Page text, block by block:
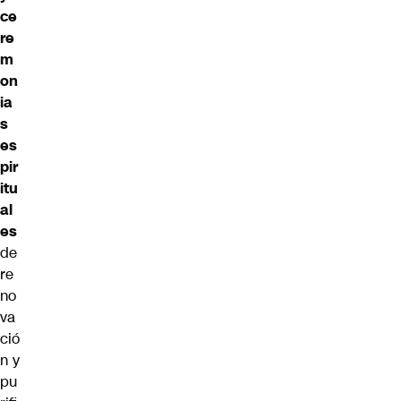
ce
re
m
on
ia
s
es
pir
itu
al
es
de
re
no
va
ció
n y
pu